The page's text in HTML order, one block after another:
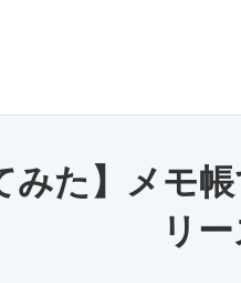
みた】メモ
リ